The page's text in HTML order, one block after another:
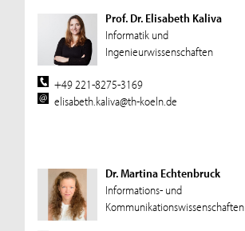
Prof. Dr. Elisabeth Kaliva
Informatik und
Ingenieurwissenschaften
+49 221-8275-3169
elisabeth.kaliva@th-koeln.de
Dr. Martina Echtenbruck
Informations- und
Kommunikationswissenschaften